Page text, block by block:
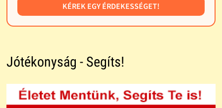
KÉREK EGY ÉRDEKESSÉGET!
Jótékonyság - Segíts!